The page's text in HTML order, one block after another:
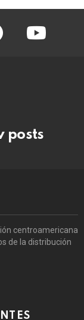
youtube
posts
centroamericana
de la distribución